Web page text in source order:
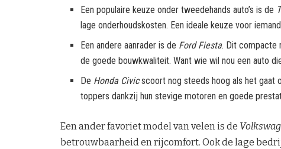
Een populaire keuze onder tweedehands auto’s is de
lage onderhoudskosten. Een ideale keuze voor
Een andere aanrader is de Ford Fiesta. Dit compacte
de goede bouwkwaliteit. Want wie wil nou een auto
De Honda Civicscoort nog steeds hoog als het gaat
toppers dankzij hun stevige motoren en goede
Een ander favoriet model van velen is de
betrouwbaarheid en rijcomfort. Ook de lage